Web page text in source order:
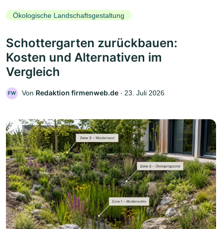
Ökologische Landschaftsgestaltung
Schottergarten zurückbauen:
Kosten und Alternativen im
Vergleich
FW Von Redaktion firmenweb.de ‧ 23. Juli 2026